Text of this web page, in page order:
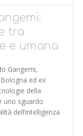
tra
e umana
Gangemi,
ed ex
della
uno sguardo
dell’intelligenza